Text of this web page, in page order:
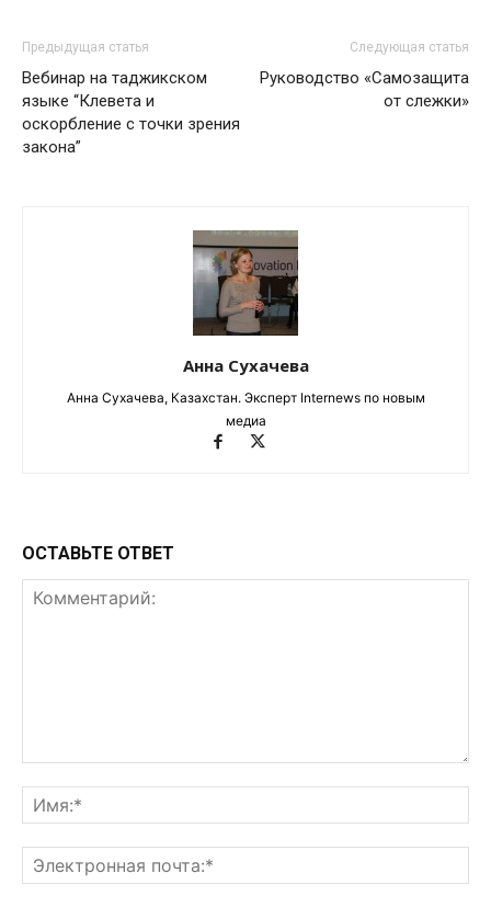
Предыдущая статья
Вебинар на таджикском
языке “Клевета и
оскорбление с точки зрения
закона”
Следующая статья
Руководство «Самозащита
от слежки»
Анна Сухачева
Анна Сухачева, Казахстан. Эксперт Internews по новым
медиа
ОСТАВЬТЕ ОТВЕТ